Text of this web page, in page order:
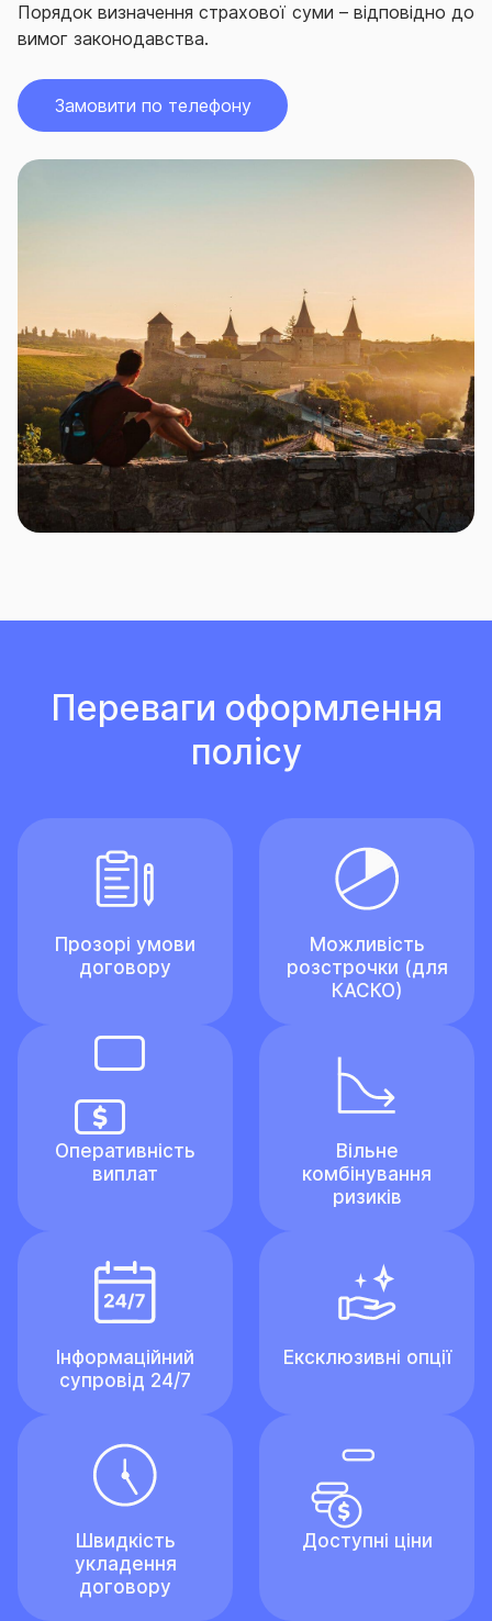
Порядок визначення страхової суми – відповідно до
вимог законодавства.
Замовити по телефону
Переваги оформлення
полісу
Прозорі умови
договору
Можливість
розстрочки (для
КАСКО)
Оперативність
виплат
Вільне
комбінування
ризиків
Інформаційний
супровід 24/7
Ексклюзивні опції
Швидкість
укладення
договору
Доступні ціни